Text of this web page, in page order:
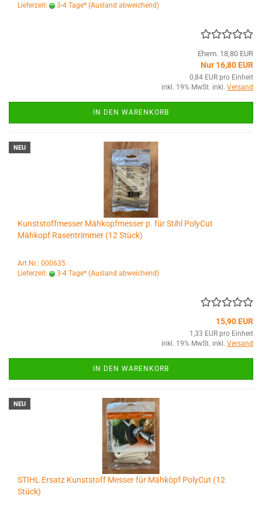
Lieferzeit:
3-4 Tage* (Ausland abweichend)
Ehem. 18,80 EUR
Nur 16,80 EUR
0,84 EUR pro Einheit
inkl. 19% MwSt. inkl. Versand
IN DEN WARENKORB
NEU
Kunststoffmesser Mähkopfmesser p. für Stihl PolyCut
Mähkopf Rasentrimmer (12 Stück)
Art.Nr.: 000635
Lieferzeit:
3-4 Tage* (Ausland abweichend)
15,90 EUR
1,33 EUR pro Einheit
inkl. 19% MwSt. inkl. Versand
IN DEN WARENKORB
NEU
STIHL Ersatz Kunststoff Messer für Mähköpf PolyCut (12
Stück)